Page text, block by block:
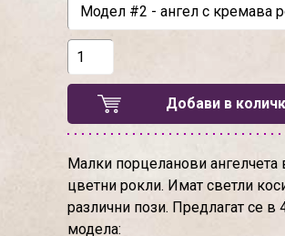
Добави в
Малки порцеланови ангелчета
цветни рокли. Имат светли
различни пози. Предлагат се в
модела: